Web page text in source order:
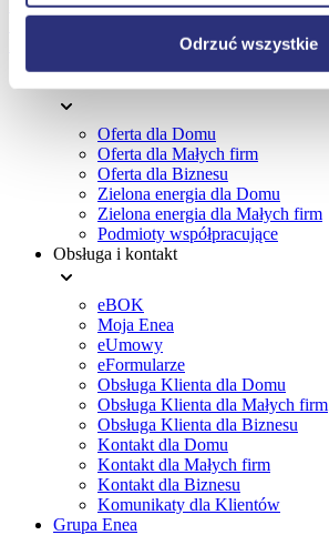
Odrzuć wszystkie
Zmiana godzin pracy Biur Obsługi Klienta
14 Maja 2026
Menu
Oferta dla Domu
Oferta dla Małych firm
Oferta dla Biznesu
Zielona energia dla Domu
Zielona energia dla Małych firm
Podmioty współpracujące
Obsługa i kontakt
eBOK
Moja Enea
eUmowy
eFormularze
Obsługa Klienta dla Domu
Obsługa Klienta dla Małych firm
Obsługa Klienta dla Biznesu
Kontakt dla Domu
Kontakt dla Małych firm
Kontakt dla Biznesu
Komunikaty dla Klientów
Grupa Enea